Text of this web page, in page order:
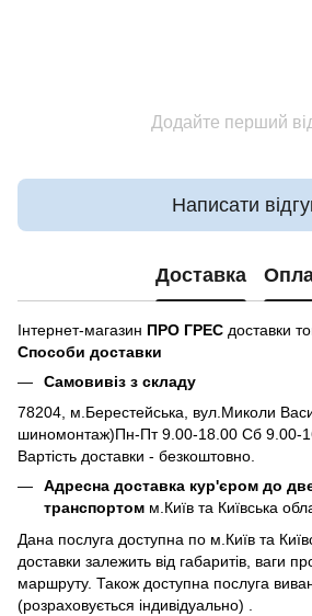
Додайте перший
Написати
Доставка
Інтернет-магазин ПРО ГРЕС доставки
Способи доставки
Самовивіз з складу
78204, м.Берестейська, вул.Миколи
шиномонтаж)Пн-Пт 9.00-18.00 Сб 9.00-
Вартість доставки - безкоштовно.
Адресна доставка кур'єром до
транспортом м.Київ та Київська
Дана послуга доступна по м.Київ та
доставки залежить від габаритів, ваги
маршруту. Також доступна послуга
(розраховується індивідуально) .